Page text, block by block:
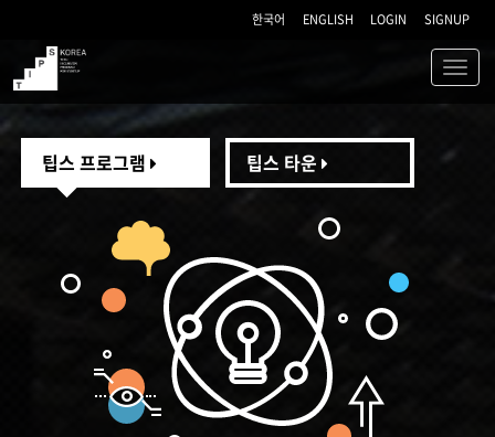
한국어 ENGLISH LOGIN SIGNUP
TIPS
팁스 프로그램 팁스 타운